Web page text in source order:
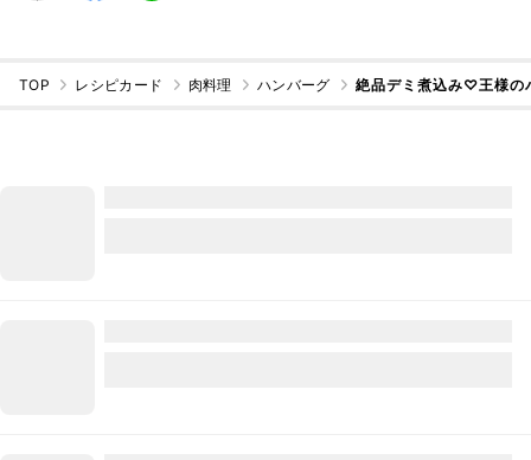
TOP レシピカード 肉料理 ハンバーグ 絶品デミ煮込み♡王様の